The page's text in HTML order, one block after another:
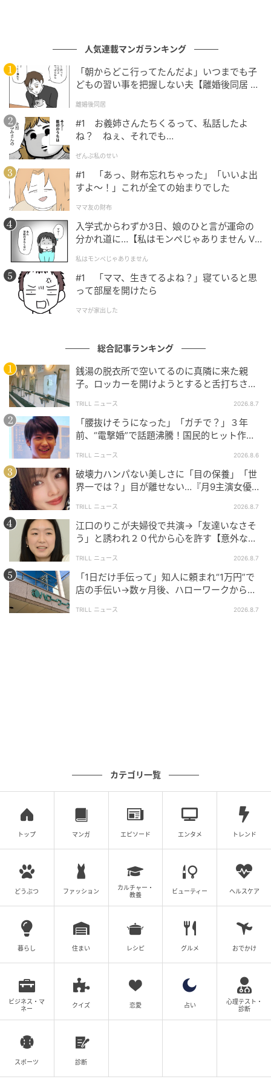
人気連載マンガランキング
「朝からどこ行ってたんだよ」いつまでも子
どもの習い事を把握しない夫【離婚後同居 Vo
離婚後同居
#1 お義姉さんたちくるって、私話したよ
ね？ ねぇ、それでも…
ぜんぶ私のせい
#1 「あっ、財布忘れちゃった」「いいよ出
すよ〜！」これが全ての始まりでした
ママ友の財布
入学式からわずか3日、娘のひと言が運命の
分かれ道に…【私はモンペじゃありません Vo
私はモンペじゃありません
#1 「ママ、生きてるよね？」寝ていると思
って部屋を開けたら
ママが家出した
総合記事ランキング
銭湯の脱衣所で空いてるのに真隣に来た親
子。ロッカーを開けようとすると舌打ちさ
中で拍手」
TRILL ニュース 2026.8.7
「腰抜けそうになった」「ガチで？」３年
前、“電撃婚”で話題沸騰！国民的ヒット作
TRILL ニュース 2026.8.6
破壊力ハンパない美しさに「目の保養」「世
界一では？」目が離せない…『月9主演女優
TRILL ニュース 2026.8.7
江口のりこが夫婦役で共演→「友達いなさそ
う」と誘われ２０代から心を許す【意外な親
TRILL ニュース 2026.8.7
「1日だけ手伝って」知人に頼まれ“1万円”で
店の手伝い→数ヶ月後、ハローワークから届
TRILL ニュース 2026.8.7
カテゴリ一覧
トップ マンガ エピソード エンタメ トレンド
どうぶつ ファッション
カルチャー・
教養
ビューティー ヘルスケア
暮らし 住まい レシピ グルメ おでかけ
ビジネス・マ
ネー
クイズ 恋愛 占い
心理テスト・
診断
スポーツ 診断